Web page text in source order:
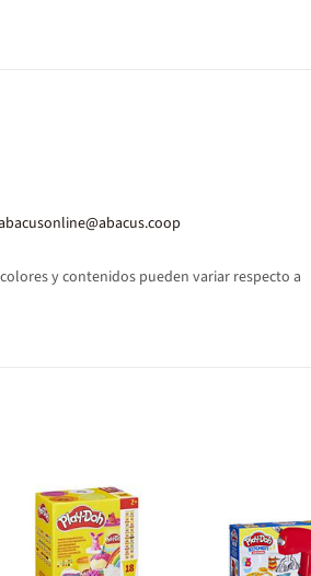
y contenidos pueden variar respecto a